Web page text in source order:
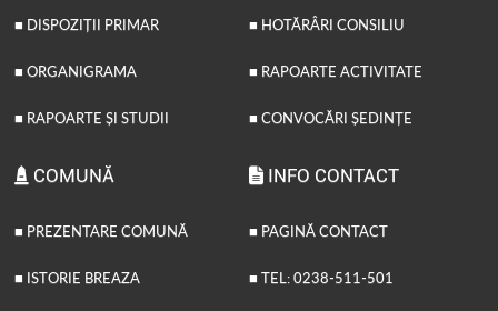
■ DISPOZIȚII PRIMAR
■ ORGANIGRAMA
■ RAPOARTE ȘI STUDII
■ HOTĂRÂRI CONSILIU
■ RAPOARTE ACTIVITATE
■ CONVOCĂRI ȘEDINȚE
COMUNĂ
■ PREZENTARE COMUNĂ
■ ISTORIE BREAZA
INFO CONTACT
■ PAGINĂ CONTACT
■ TEL: 0238-511-501